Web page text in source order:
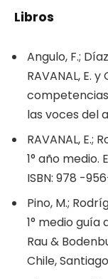
Libros
Angulo, F.;
RAVANAL, E.
las voces del
RAVANAL, E.;
1° año medio.
ISBN: 978 -
Pino, M.;
1° medio
Rau &
Chile,